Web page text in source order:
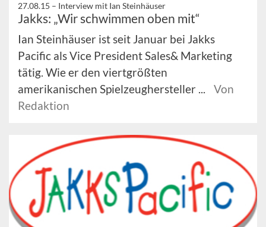
27.08.15 – Interview mit Ian Steinhäuser
Jakks: „Wir schwimmen oben mit“
Ian Steinhäuser ist seit Januar bei Jakks
Pacific als Vice President Sales& Marketing
tätig. Wie er den viertgrößten
amerikanischen Spielzeughersteller ...
Von
Redaktion